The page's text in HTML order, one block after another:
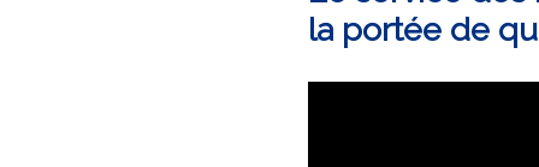
la portée de